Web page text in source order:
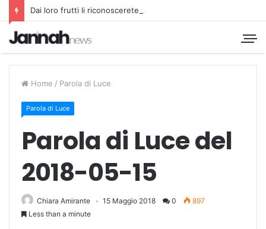
Dai loro frutti li riconoscerete
Home / Parola di Luce
Parola di Luce
Parola di Luce del
2018-05-15
Chiara Amirante 15 Maggio 2018 0
897
Less than a minute